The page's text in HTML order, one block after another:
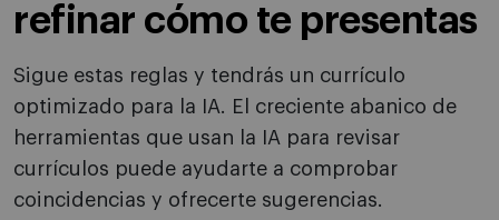
refinar cómo te presentas
Sigue estas reglas y tendrás un currículo
optimizado para la IA. El creciente abanico de
herramientas que usan la IA para revisar
currículos puede ayudarte a comprobar
coincidencias y ofrecerte sugerencias.